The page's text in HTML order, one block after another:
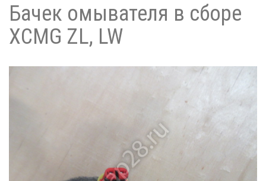
Бачек омывателя в сборе
XCMG ZL, LW